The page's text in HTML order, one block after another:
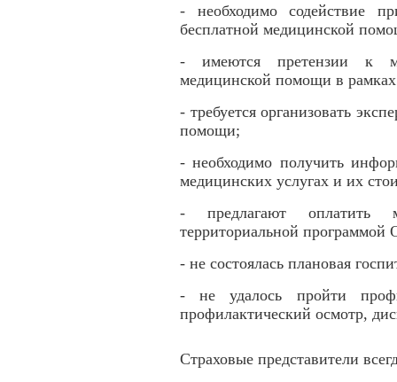
- необходимо содействие
бесплатной медицинской
- имеются претензии к
медицинской помощи в
- требуется организовать
помощи;
- необходимо получить
медицинских услугах и их
- предлагают оплатить
территориальной
- не состоялась плановая
- не удалось пройти
профилактический осмотр,
Страховые представители